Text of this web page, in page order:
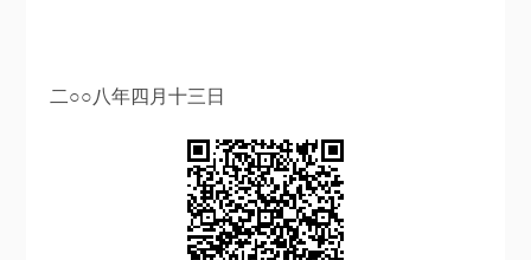
二○○八年四月十三日